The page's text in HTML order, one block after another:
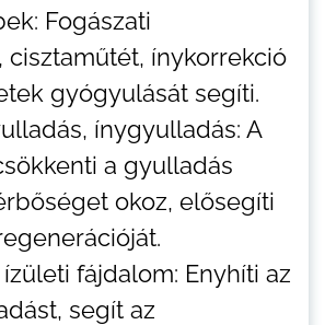
Fogászati
cisztaműtét, ínykorrekció
gyógyulását segíti.
ínygyulladás: A
a gyulladás
okoz, elősegíti
fájdalom: Enyhíti az
segít az